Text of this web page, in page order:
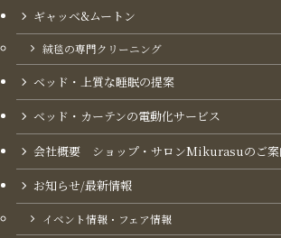
ギャッベ&ムートン
絨毯の専門クリーニング
ベッド・上質な睡眠の提案
ベッド・カーテンの電動化サービス
会社概要 ショップ・サロンMikurasuのご案
お知らせ/最新情報
イベント情報・フェア情報